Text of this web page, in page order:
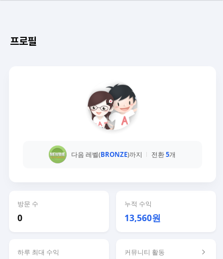
프로필
다음 레벨(BRONZE)까지 전환5개
방문 수
0
누적 수익
13,560원
하루 최대 수익 커뮤니티 활동